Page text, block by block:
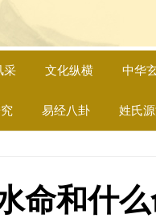
采 文化纵横 中华
易经八卦 姓氏
命和什